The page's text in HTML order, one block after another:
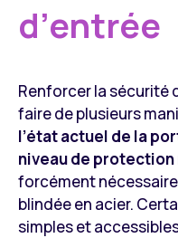
d’entrée
Renforcer la sécurité
faire de plusieurs
l’état actuel de la
niveau de protection
forcément
blindée en acier.
simples et